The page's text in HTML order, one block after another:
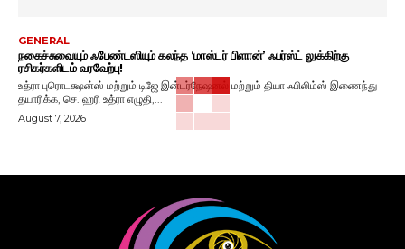
GENERAL
நகைச்சுவையும் ஃபேண்டஸியும் கலந்த ‘மாஸ்டர் பிளான்’ ஃபர்ஸ்ட் லுக்கிற்கு
ரசிகர்களிடம் வரவேற்பு!
உத்ரா புரொடக்ஷன்ஸ் மற்றும் டிஜே இன்டர்நேஷனல் மற்றும் தியா ஃபிலிம்ஸ் இணைந்து
தயாரிக்க, செ. ஹரி உத்ரா எழுதி,...
August 7, 2026